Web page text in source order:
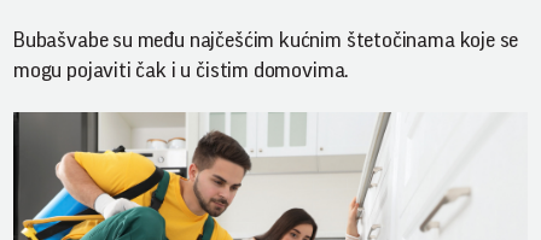
Bubašvabe su među najčešćim kućnim štetočinama koje se
mogu pojaviti čak i u čistim domovima.